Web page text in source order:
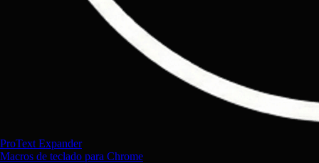
ProText Expander
Macros de teclado para Chrome